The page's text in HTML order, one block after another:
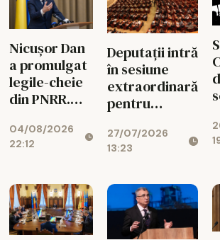
Nicușor Dan
a promulgat
legile-cheie
din PNRR.
Urbanismului
intră în
04/08/2026
22:12
Deputații intră
în sesiune
extraordinară
pentru
banilor din
PNRR
27/07/2026
13:23